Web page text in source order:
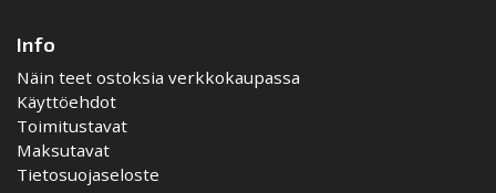
Info
Näin teet ostoksia verkkokaupassa
Käyttöehdot
Toimitustavat
Maksutavat
Tietosuojaseloste